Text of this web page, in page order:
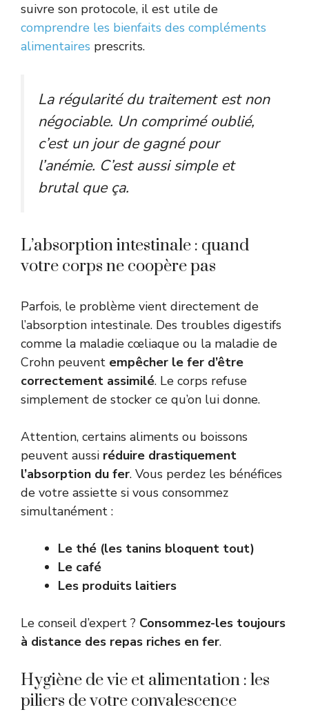
suivre son protocole, il est utile de
comprendre les bienfaits des compléments
alimentaires prescrits.
La régularité du traitement est non
négociable. Un comprimé oublié,
c’est un jour de gagné pour
l’anémie. C’est aussi simple et
brutal que ça.
L’absorption intestinale : quand
votre corps ne coopère pas
Parfois, le problème vient directement de
l’absorption intestinale. Des troubles digestifs
comme la maladie cœliaque ou la maladie de
Crohn peuvent empêcher le fer d’être
correctement assimilé. Le corps refuse
simplement de stocker ce qu’on lui donne.
Attention, certains aliments ou boissons
peuvent aussi réduire drastiquement
l’absorption du fer. Vous perdez les bénéfices
de votre assiette si vous consommez
simultanément :
Le thé (les tanins bloquent tout)
Le café
Les produits laitiers
Le conseil d’expert ? Consommez-les toujours
à distance des repas riches en fer.
Hygiène de vie et alimentation : les
piliers de votre convalescence